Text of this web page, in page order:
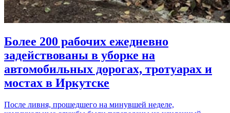
Более 200 рабочих ежедневно
задействованы в уборке на
автомобильных дорогах, тротуарах и
мостах в Иркутске
После ливня, прошедшего на минувшей неделе,